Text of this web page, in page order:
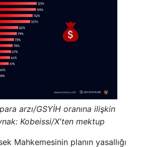
arzı/GSYİH oranına ilişkin
Kobeissi/X'ten mektup
Mahkemesinin planın yasallığı